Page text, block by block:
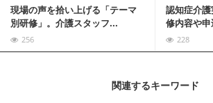
現場の声を拾い上げる「テーマ
別研修」。介護スタッフ...
256
認知症介
修内容や
228
関連するキーワード